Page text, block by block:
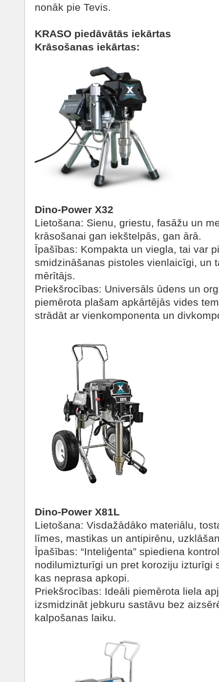
nonāk pie Tevis.
KRASO piedāvātās iekārtas
Krāsošanas iekārtas:
Dino-Power X32
Lietošana: Sienu, griestu, fasāžu un
krāsošanai gan iekštelpās, gan ārā.
Īpašības: Kompakta un viegla, tai var
smidzināšanas pistoles vienlaicīgi, un
mērītājs.
Priekšrocības: Universāls ūdens un
piemērota plašam apkārtējās vides
strādāt ar vienkomponenta un
Dino-Power X81L
Lietošana: Visdažādāko materiālu,
līmes, mastikas un antipirēnu,
Īpašības: “Inteliģenta” spiediena
nodilumizturīgi un pret koroziju izturīgi
kas neprasa apkopi.
Priekšrocības: Ideāli piemērota liela
izsmidzināt jebkuru sastāvu bez
kalpošanas laiku.